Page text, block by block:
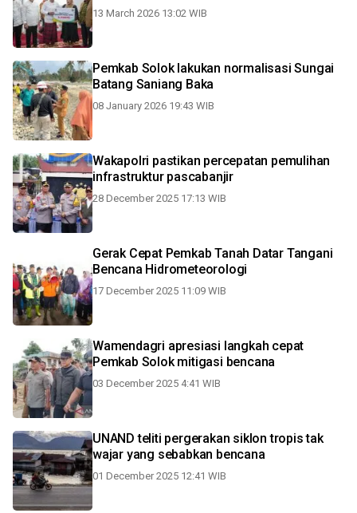
13 March 2026 13:02 WIB
Pemkab Solok lakukan normalisasi Sungai
Batang Saniang Baka
08 January 2026 19:43 WIB
Wakapolri pastikan percepatan pemulihan
infrastruktur pascabanjir
28 December 2025 17:13 WIB
Gerak Cepat Pemkab Tanah Datar Tangani
Bencana Hidrometeorologi
17 December 2025 11:09 WIB
Wamendagri apresiasi langkah cepat
Pemkab Solok mitigasi bencana
03 December 2025 4:41 WIB
UNAND teliti pergerakan siklon tropis tak
wajar yang sebabkan bencana
01 December 2025 12:41 WIB